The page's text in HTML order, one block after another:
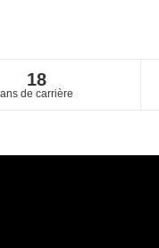
18
ans de carrière